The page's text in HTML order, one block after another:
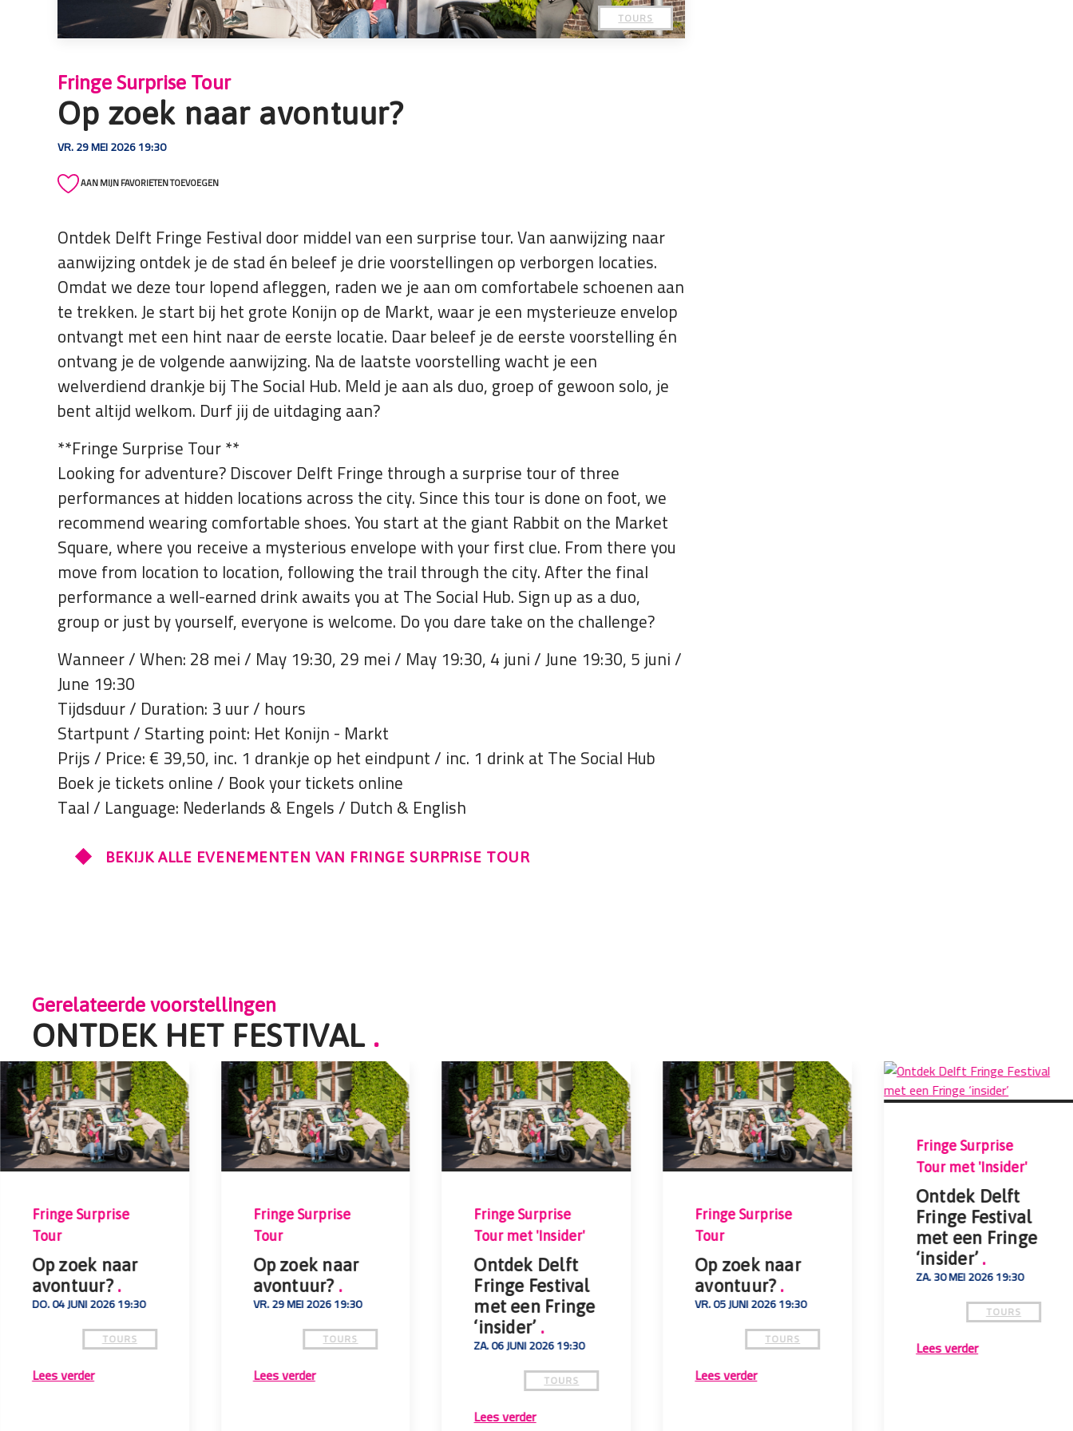
TOURS
Fringe Surprise Tour
Op zoek naar avontuur?
VR. 29 MEI 2026 19:30
AAN MIJN FAVORIETEN TOEVOEGEN
Ontdek Delft Fringe Festival door middel van een surprise tour. Van aanwijzing naar
aanwijzing ontdek je de stad én beleef je drie voorstellingen op verborgen locaties.
Omdat we deze tour lopend afleggen, raden we je aan om comfortabele schoenen aan
te trekken. Je start bij het grote Konijn op de Markt, waar je een mysterieuze envelop
ontvangt met een hint naar de eerste locatie. Daar beleef je de eerste voorstelling én
ontvang je de volgende aanwijzing. Na de laatste voorstelling wacht je een
welverdiend drankje bij The Social Hub. Meld je aan als duo, groep of gewoon solo, je
bent altijd welkom. Durf jij de uitdaging aan?
**Fringe Surprise Tour **
Looking for adventure? Discover Delft Fringe through a surprise tour of three
performances at hidden locations across the city. Since this tour is done on foot, we
recommend wearing comfortable shoes. You start at the giant Rabbit on the Market
Square, where you receive a mysterious envelope with your first clue. From there you
move from location to location, following the trail through the city. After the final
performance a well-earned drink awaits you at The Social Hub. Sign up as a duo,
group or just by yourself, everyone is welcome. Do you dare take on the challenge?
Wanneer / When: 28 mei / May 19:30, 29 mei / May 19:30, 4 juni / June 19:30, 5 juni /
June 19:30
Tijdsduur / Duration: 3 uur / hours
Startpunt / Starting point: Het Konijn - Markt
Prijs / Price: € 39,50, inc. 1 drankje op het eindpunt / inc. 1 drink at The Social Hub
Boek je tickets online / Book your tickets online
Taal / Language: Nederlands & Engels / Dutch & English
BEKIJK ALLE EVENEMENTEN VAN FRINGE SURPRISE TOUR
Gerelateerde voorstellingen
ONTDEK HET FESTIVAL .
Fringe Surprise
Tour
Op zoek naar
avontuur?.
DO. 04 JUNI 2026 19:30
TOURS
Lees verder
Fringe Surprise
Tour
Op zoek naar
avontuur? .
VR. 29 MEI 2026 19:30
TOURS
Lees verder
Fringe Surprise
Tour met 'Insider'
Ontdek Delft
Fringe Festival
met een Fringe
‘insider’ .
ZA. 06 JUNI 2026 19:30
TOURS
Lees verder
Fringe Surprise
Tour
Op zoek naar
avontuur?.
VR. 05 JUNI 2026 19:30
TOURS
Lees verder
Fringe Surprise
Tour met 'Insider'
Ontdek Delft
Fringe Festival
met een Fringe
‘insider’.
ZA. 30 MEI 2026 19:30
TOURS
Lees verder